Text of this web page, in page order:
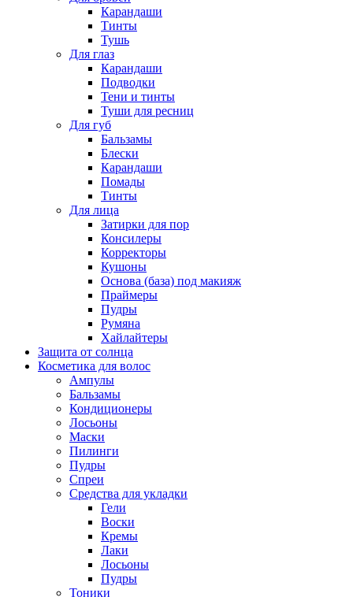
Карандаши
Тинты
Тушь
Для глаз
Карандаши
Подводки
Тени и тинты
Туши для ресниц
Для губ
Бальзамы
Блески
Карандаши
Помады
Тинты
Для лица
Затирки для пор
Консилеры
Корректоры
Кушоны
Основа (база) под макияж
Праймеры
Пудры
Румяна
Хайлайтеры
Защита от солнца
Косметика для волос
Ампулы
Бальзамы
Кондиционеры
Лосьоны
Маски
Пилинги
Пудры
Спреи
Средства для укладки
Гели
Воски
Кремы
Лаки
Лосьоны
Пудры
Тоники